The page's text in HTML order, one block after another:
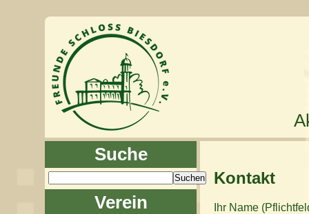
Kontakt
Ihr Name
Suche
Verein